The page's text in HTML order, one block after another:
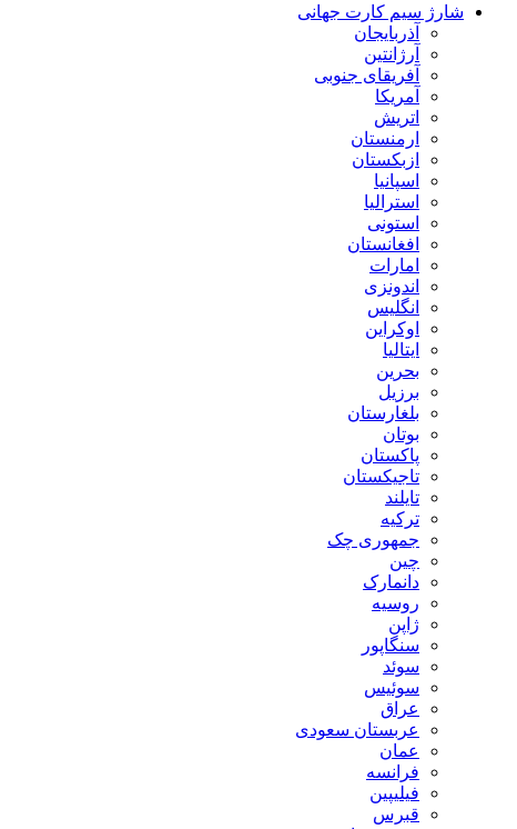
شارژ سیم کارت جهانی
آذربایجان
آرژانتین
آفریقای جنوبی
آمریکا
اتریش
ارمنستان
ازبکستان
اسپانیا
استرالیا
استونی
افغانستان
امارات
اندونزی
انگلیس
اوکراین
ایتالیا
بحرین
برزیل
بلغارستان
بوتان
پاکستان
تاجیکستان
تایلند
ترکیه
جمهوری چک
چین
دانمارک
روسیه
ژاپن
سنگاپور
سوئد
سوئیس
عراق
عربستان سعودی
عمان
فرانسه
فیلیپین
قبرس